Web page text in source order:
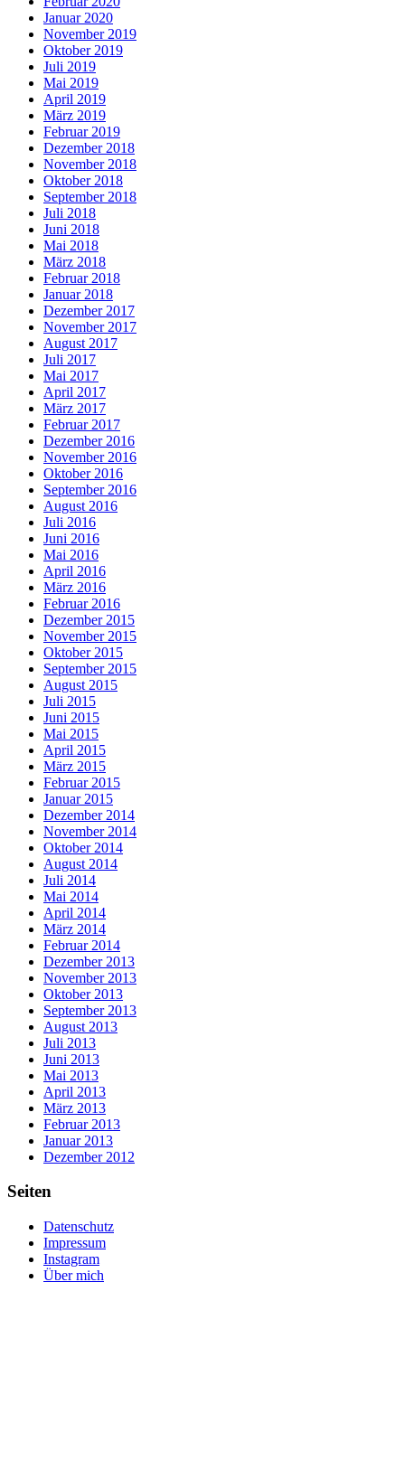
Januar 2020
November 2019
Oktober 2019
Juli 2019
Mai 2019
April 2019
März 2019
Februar 2019
Dezember 2018
November 2018
Oktober 2018
September 2018
Juli 2018
Juni 2018
Mai 2018
März 2018
Februar 2018
Januar 2018
Dezember 2017
November 2017
August 2017
Juli 2017
Mai 2017
April 2017
März 2017
Februar 2017
Dezember 2016
November 2016
Oktober 2016
September 2016
August 2016
Juli 2016
Juni 2016
Mai 2016
April 2016
März 2016
Februar 2016
Dezember 2015
November 2015
Oktober 2015
September 2015
August 2015
Juli 2015
Juni 2015
Mai 2015
April 2015
März 2015
Februar 2015
Januar 2015
Dezember 2014
November 2014
Oktober 2014
August 2014
Juli 2014
Mai 2014
April 2014
März 2014
Februar 2014
Dezember 2013
November 2013
Oktober 2013
September 2013
August 2013
Juli 2013
Juni 2013
Mai 2013
April 2013
März 2013
Februar 2013
Januar 2013
Dezember 2012
Seiten
Datenschutz
Impressum
Instagram
Über mich